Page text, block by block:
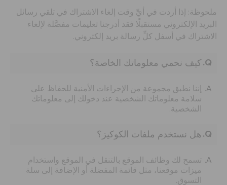
ملحوظة: إذا أردت في أيِّ وقت إلغاء الاشتراك في تلقي رسائل
البريد الإلكتروني مستقبلًا فقد أدرجنا تعليمات مفصَّلة لإلغاء
الاشتراك في أسفل كلِّ رسالة بريد إلكتروني.
كيف نحمي معلوماتك الخاصة؟
إننا نطبق مجموعة من الإجراءات الأمنية للحفاظ على
سلامة معلوماتك الشخصية عند دخولك إلى معلوماتك
الشخصية.
هل نستخدم ملفات الكوكيز؟
تسمح لك وظائف الموقع بالتنقل في الموقع واستخدام
ميزات موقعنا، مثل قائمة المفضلة أو الإضافة إلى سلة
التسوق.